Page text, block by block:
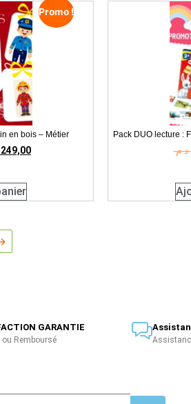
Promo !
en bois – Métier
249,00
Pack DUO lecture :
د.م.
GARANTIE
Remboursé